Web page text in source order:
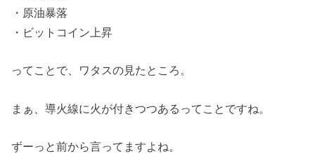
・原油暴落
・ビットコイン上昇
ってことで、ワタスの見たところ。
まぁ、導火線に火が付きつつあるってことですね。
ずーっと前から言ってますよね。